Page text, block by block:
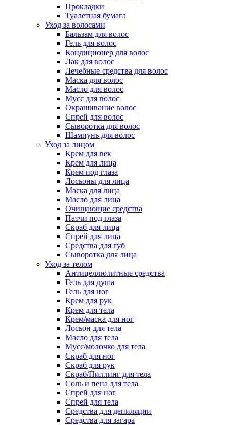
Прокладки
Туалетная бумага
Уход за волосами
Бальзам для волос
Гель для волос
Кондиционер для волос
Лак для волос
Лечебные средства для волос
Маска для волос
Масло для волос
Мусс для волос
Окрашивание волос
Спрей для волос
Сыворотка для волос
Шампунь для волос
Уход за лицом
Крем для век
Крем для лица
Крем под глаза
Лосьоны для лица
Маска для лица
Масло для лица
Очищающие средства
Патчи под глаза
Скраб для лица
Спрей для лица
Средства для губ
Сыворотка для лица
Уход за телом
Антицеллюлитные средства
Гель для душа
Гель для ног
Крем для рук
Крем для тела
Крем/маска для ног
Лосьон для тела
Масло для тела
Мусс/молочко для тела
Скраб для ног
Скраб для рук
Скраб/Пиллинг для тела
Соль и пена для тела
Спрей для ног
Спрей для тела
Средства для депиляции
Средства для загара